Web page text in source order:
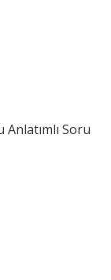
Anlatımlı Soru